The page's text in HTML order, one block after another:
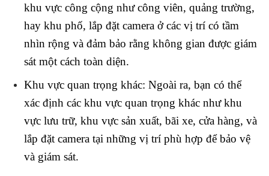
khu vực công cộng như công viên, quảng trường,
hay khu phố, lắp đặt camera ở các vị trí có tầm
nhìn rộng và đảm bảo rằng không gian được giám
sát một cách toàn diện.
Khu vực quan trọng khác: Ngoài ra, bạn có thể
xác định các khu vực quan trọng khác như khu
vực lưu trữ, khu vực sản xuất, bãi xe, cửa hàng, và
lắp đặt camera tại những vị trí phù hợp để bảo vệ
và giám sát.